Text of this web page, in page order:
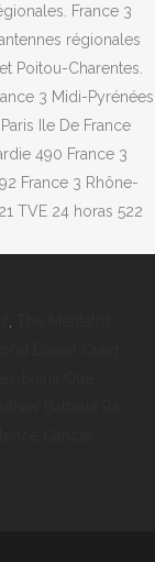
France 3
régionales
Poitou-Charentes.
3 Midi-Pyrénées
Ile De France
490 France 3
France 3 Rhône-
TVE 24 horas 522